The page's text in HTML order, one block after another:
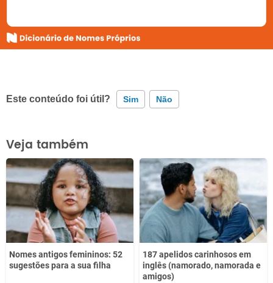
Este conteúdo foi útil? Sim Não
Este conteúdo contém informação incorreta
Este conteúdo não tem a informação que procuro
Outro
Veja também
Nomes antigos femininos: 52
sugestões para a sua filha
187 apelidos carinhosos em
inglês (namorado, namorada e
amigos)